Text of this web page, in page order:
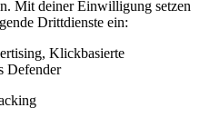
Mit deiner Einwilligung setzen
Drittdienste ein:
Klickbasierte
Defender